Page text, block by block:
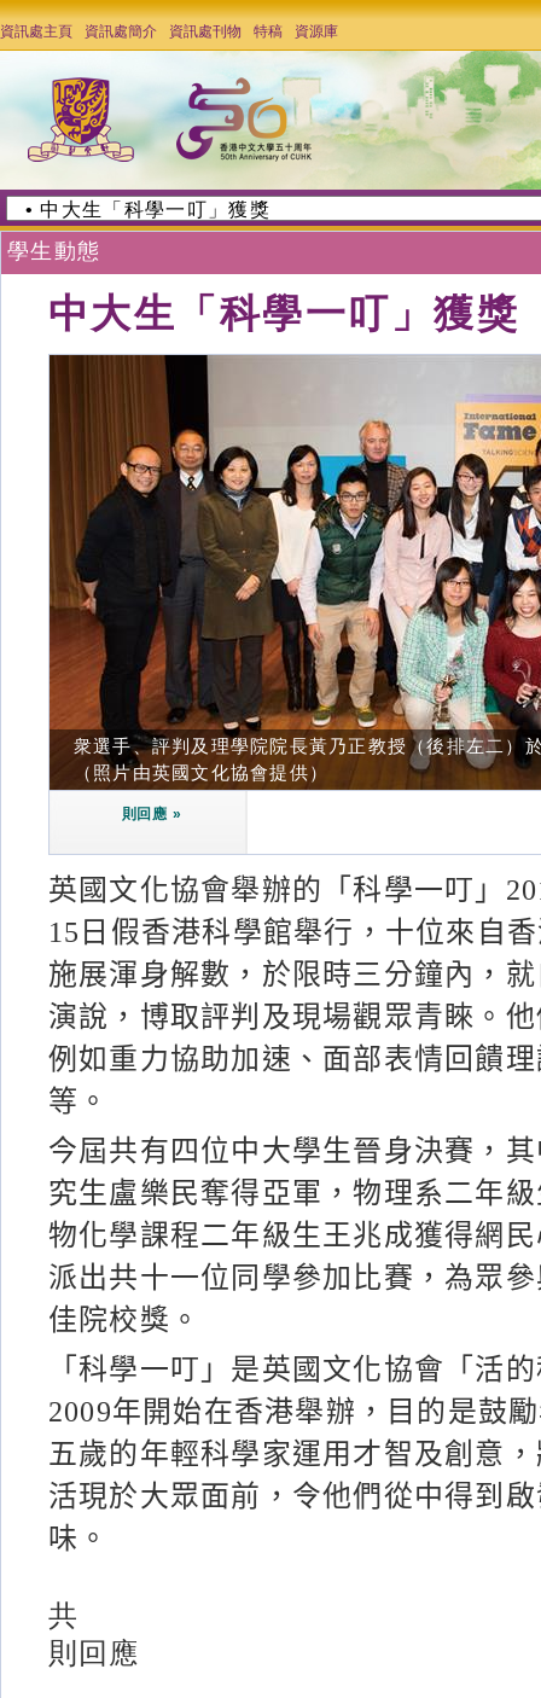
資訊處主頁 資訊處簡介 資訊處刊物 特稿 資源庫
學生動態
中大生「科學一叮」獲獎
衆選手、評判及理學院院長黃乃正教授（後排左二）
（照片由英國文化協會提供）
則回應 »
英國文化協會舉辦的「科學一叮」
15日假香港科學館舉行，十位來自
施展渾身解數，於限時三分鐘內，
演說，博取評判及現場觀眾青睞。
例如重力協助加速、面部表情回饋
等。
今屆共有四位中大學生晉身決賽，
究生盧樂民奪得亞軍，物理系二年
物化學課程二年級生王兆成獲得網
派出共十一位同學參加比賽，為眾
佳院校獎。
「科學一叮」是英國文化協會「活
2009年開始在香港舉辦，目的是鼓
五歲的年輕科學家運用才智及創意
活現於大眾面前，令他們從中得到
味。
共
則回應